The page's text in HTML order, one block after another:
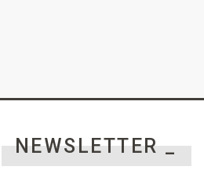
NEWSLETTER _